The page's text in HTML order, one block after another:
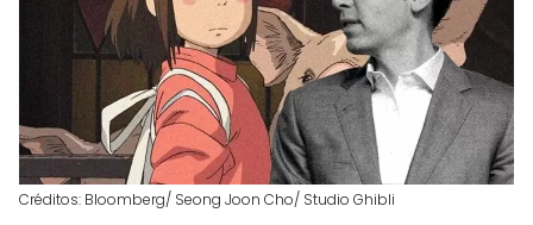
Créditos: Bloomberg/ Seong Joon Cho/ Studio Ghibli